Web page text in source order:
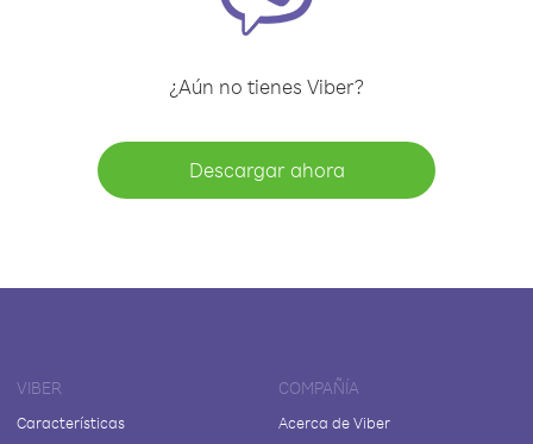
¿Aún no tienes Viber?
Descargar ahora
VIBER
Características
COMPAÑÍA
Acerca de Viber